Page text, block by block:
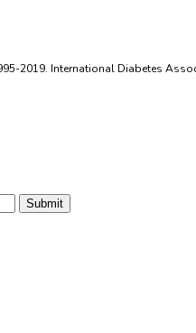
2019. International Diabetes
Submit